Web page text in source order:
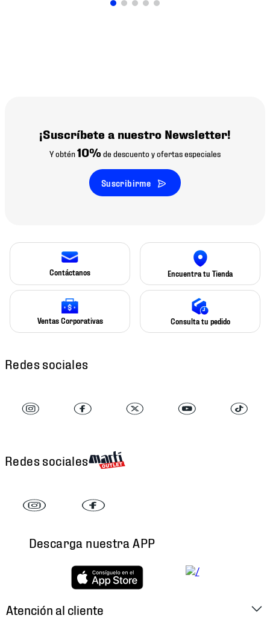
¡Suscríbete a nuestro Newsletter!
Y obtén10% de descuento y ofertas especiales
Suscribirme
Contáctanos Encuentra tu Tienda
Ventas Corporativas Consulta tu pedido
Redes sociales
Redes sociales
Descarga nuestra APP
Atención al cliente